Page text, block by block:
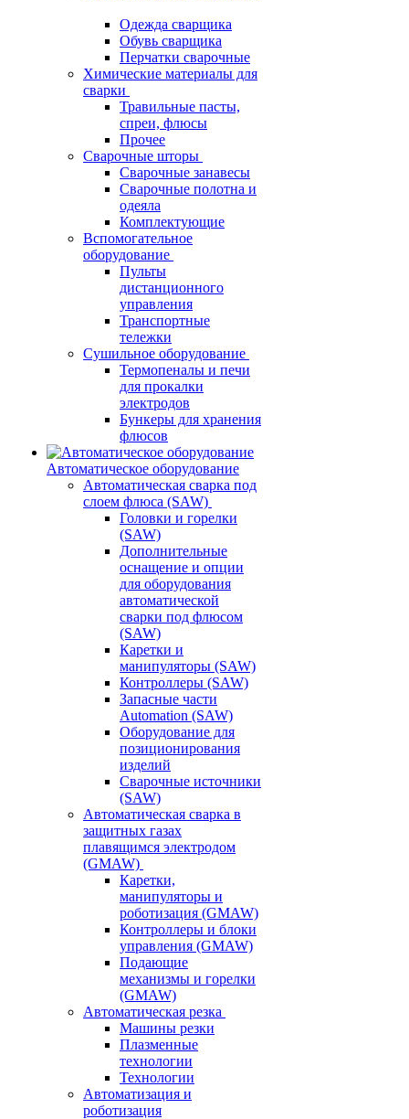
Одежда сварщика
Обувь сварщика
Перчатки сварочные
Химические материалы для
сварки
Травильные пасты,
спреи, флюсы
Прочее
Сварочные шторы
Сварочные занавесы
Сварочные полотна и
одеяла
Комплектующие
Вспомогательное
оборудование
Пульты
дистанционного
управления
Транспортные
тележки
Сушильное оборудование
Термопеналы и печи
для прокалки
электродов
Бункеры для хранения
флюсов
Автоматическое оборудование
Автоматическая сварка под
слоем флюса (SAW)
Головки и горелки
(SAW)
Дополнительные
оснащение и опции
для оборудования
автоматической
сварки под флюсом
(SAW)
Каретки и
манипуляторы (SAW)
Контроллеры (SAW)
Запасные части
Automation (SAW)
Оборудование для
позиционирования
изделий
Сварочные источники
(SAW)
Автоматическая сварка в
защитных газах
плавящимся электродом
(GMAW)
Каретки,
манипуляторы и
роботизация (GMAW)
Контроллеры и блоки
управления (GMAW)
Подающие
механизмы и горелки
(GMAW)
Автоматическая резка
Машины резки
Плазменные
технологии
Технологии
Автоматизация и
роботизация